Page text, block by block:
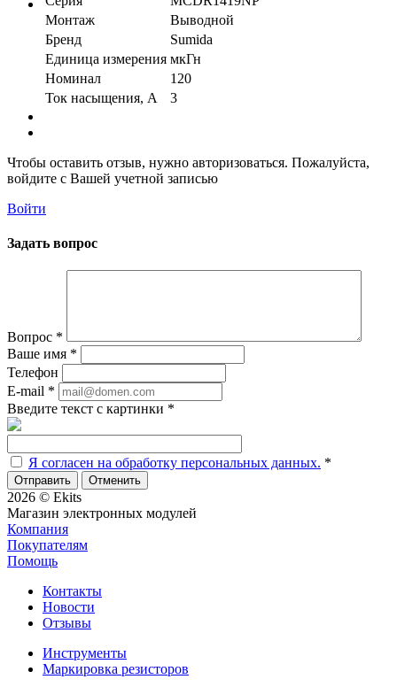
Монтаж
Выводной
Бренд
Sumida
Единица измерения мкГн
Номинал
120
Ток насыщения, А
3
Чтобы оставить отзыв, нужно авторизоваться. Пожалуйста,
войдите с Вашей учетной записью
Войти
Задать вопрос
Вопрос *
Ваше имя *
Телефон
E-mail *
Введите текст с картинки *
Я согласен на обработку персональных данных. *
Отменить
2026 © Ekits
Магазин электронных модулей
Компания
Покупателям
Помощь
Контакты
Новости
Отзывы
Инструменты
Маркировка резисторов